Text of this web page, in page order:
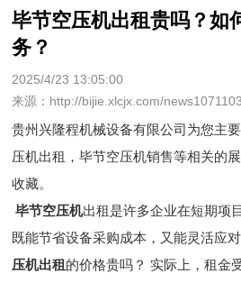
毕节空压机出租贵吗？如
务？
2025/4/23 13:05:00
来源：http://bijie.xlcjx.com/
贵州兴隆程机械设备有限公司为您主
压机出租，毕节空压机销售等相关的
收藏。
毕节空压机出租是许多企业在短期项
既能节省设备采购成本，又能灵活应
压机出租的价格贵吗？ 实际上，租金